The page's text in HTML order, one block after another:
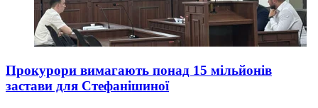
Прокурори вимагають понад 15 мільйонів
застави для Стефанішиної